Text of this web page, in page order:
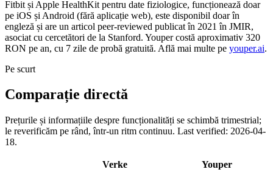
Fitbit și Apple HealthKit pentru date fiziologice, funcționează doar
pe iOS și Android (fără aplicație web), este disponibil doar în
engleză și are un articol peer-reviewed publicat în 2021 în JMIR,
asociat cu cercetători de la Stanford. Youper costă aproximativ 320
RON pe an, cu 7 zile de probă gratuită. Află mai multe pe youper.ai.
Pe scurt
Comparație directă
Prețurile și informațiile despre funcționalități se schimbă trimestrial;
le reverificăm pe rând, într-un ritm continuu. Last verified: 2026-04-
18.
Verke Youper